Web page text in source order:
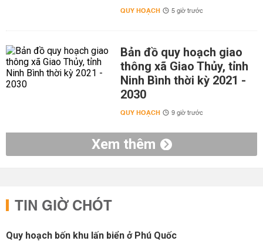
QUY HOẠCH 5 giờ trước
Bản đồ quy hoạch giao
thông xã Giao Thủy, tỉnh
Ninh Bình thời kỳ 2021 -
2030
QUY HOẠCH 9 giờ trước
Xem thêm
TIN GIỜ CHÓT
Quy hoạch bốn khu lấn biển ở Phú Quốc